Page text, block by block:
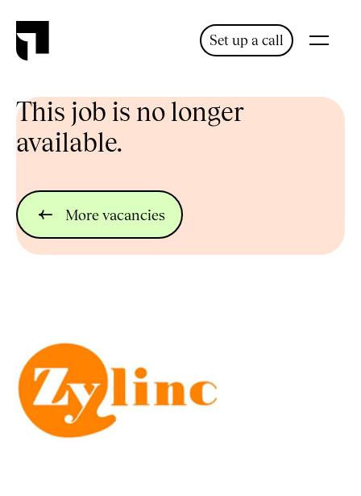
Set up a call
This job is no longer
available.
More vacancies